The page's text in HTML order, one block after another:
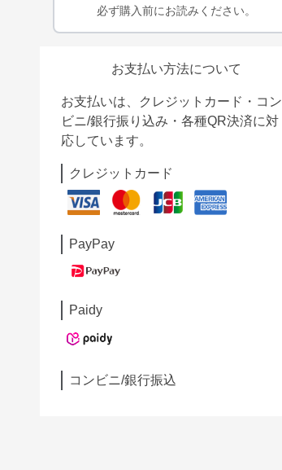
必ず購入前にお読みください。
お支払い方法について
お支払いは、クレジットカード・コン
ビニ/銀行振り込み・各種QR決済に対
応しています。
クレジットカード
PayPay
Paidy
コンビニ/銀行振込